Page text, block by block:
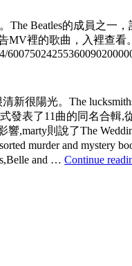
The Beatles的成員之
MV裡的歌曲，入裡查看。
新很陽光。The
式發表了11曲的同名合
則說了The
murder and
and … Continue